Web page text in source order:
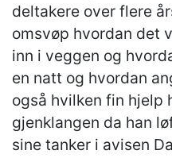
deltakere over flere
omsvøp hvordan det
inn i veggen og
en natt og hvordan
også hvilken fin hjelp
gjenklangen da han
sine tanker i avisen